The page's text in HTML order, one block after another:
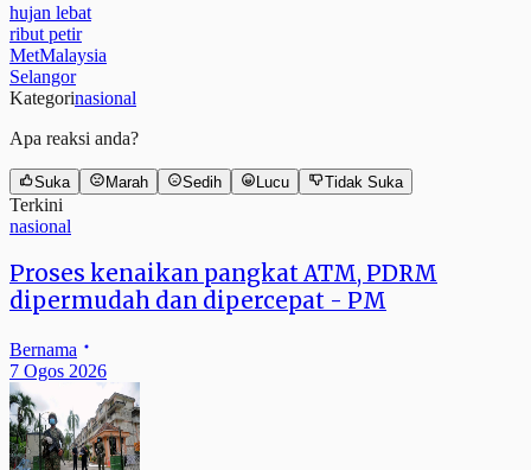
hujan lebat
ribut petir
MetMalaysia
Selangor
Kategorinasional
Apa reaksi anda?
Suka Marah Sedih Lucu Tidak Suka
Terkini
nasional
Proses kenaikan pangkat ATM, PDRM
dipermudah dan dipercepat - PM
Bernama
7 Ogos 2026